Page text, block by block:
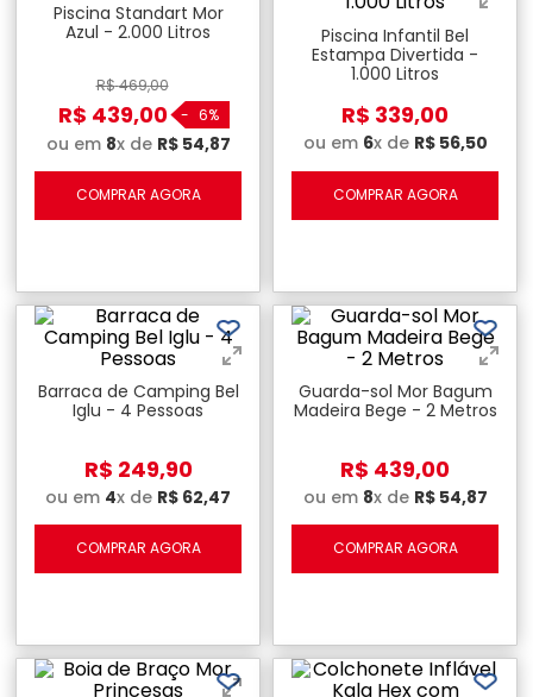
Piscina Standart Mor
Azul - 2.000 Litros
R$469,00
R$ 439,00 - 6%
ou em 8x de R$ 54,87
COMPRAR AGORA
Piscina Infantil Bel
Estampa Divertida -
1.000 Litros
R$ 339,00
ou em 6x de R$ 56,50
COMPRAR AGORA
Barraca de Camping Bel
Iglu - 4 Pessoas
R$ 249,90
ou em 4x de R$ 62,47
COMPRAR AGORA
Guarda-sol Mor Bagum
Madeira Bege - 2 Metros
R$ 439,00
ou em 8x de R$ 54,87
COMPRAR AGORA